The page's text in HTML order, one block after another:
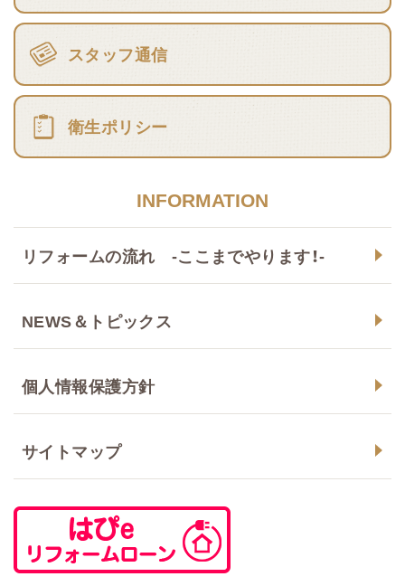
スタッフ通信
衛生ポリシー
INFORMATION
リフォームの流れ -ここまでやります！-
NEWS＆トピックス
個人情報保護方針
サイトマップ